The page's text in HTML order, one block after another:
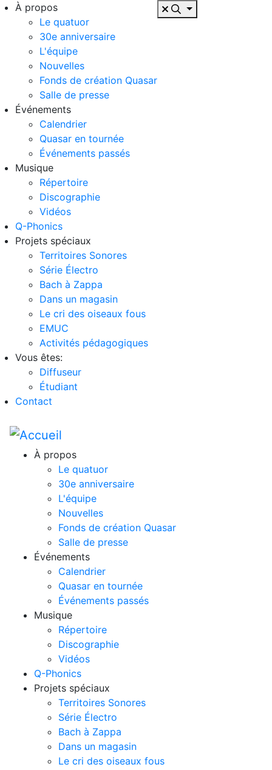
À propos
Le quatuor
30e anniversaire
L'équipe
Nouvelles
Fonds de création Quasar
Salle de presse
Événements
Calendrier
Quasar en tournée
Événements passés
Musique
Répertoire
Discographie
Vidéos
Q-Phonics
Projets spéciaux
Territoires Sonores
Série Électro
Bach à Zappa
Dans un magasin
Le cri des oiseaux fous
EMUC
Activités pédagogiques
Vous êtes:
Diffuseur
Étudiant
Contact
À propos
Le quatuor
30e anniversaire
L'équipe
Nouvelles
Fonds de création Quasar
Salle de presse
Événements
Calendrier
Quasar en tournée
Événements passés
Musique
Répertoire
Discographie
Vidéos
Q-Phonics
Projets spéciaux
Territoires Sonores
Série Électro
Bach à Zappa
Dans un magasin
Le cri des oiseaux fous